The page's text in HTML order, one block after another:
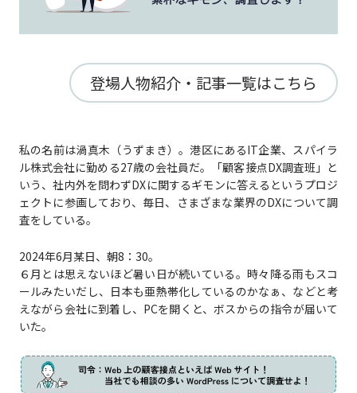
私の名前は渦真木（うずまき）。港区にあるIT企業、スパイラ
ル株式会社に勤める27歳の会社員だ。「顧客接点DX調査班」と
いう、社内外を問わずDXに関するギモンに答えるというプロジ
ェクトに参画しており、毎日、さまざまな業界のDXについて調
査をしている。
2024年6月某日、朝8：30。
６月とは思えないほど暑い日が続いている。時々降る雨もスコ
ールみたいだし、日本も亜熱帯化しているのかなぁ、などと考
えながら会社に到着し、PCを開くと、ボスからの指令が届いて
いた。